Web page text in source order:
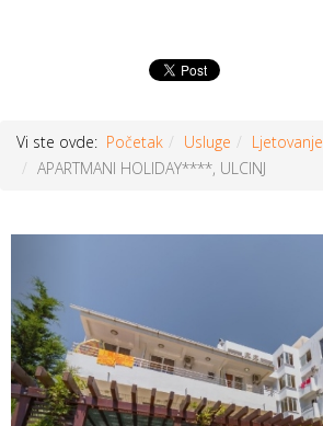
Vi ste ovde: Početak Usluge Ljetovanje
APARTMANI HOLIDAY****, ULCINJ